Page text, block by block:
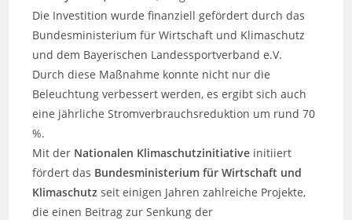
Die Investition wurde finanziell gefördert durch das
Bundesministerium für Wirtschaft und Klimaschutz
und dem Bayerischen Landessportverband e.V.
Durch diese Maßnahme konnte nicht nur die
Beleuchtung verbessert werden, es ergibt sich auch
eine jährliche Stromverbrauchsreduktion um rund 70
%.
Mit der Nationalen Klimaschutzinitiative initiiert
fördert das Bundesministerium für Wirtschaft und
Klimaschutzseit einigen Jahren zahlreiche Projekte,
die einen Beitrag zur Senkung der